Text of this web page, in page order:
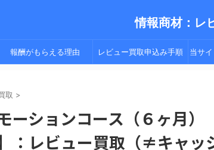
情報商材：レ
報酬がもらえる理由 レビュー買取申込み手順 当サ
取 >
ーションコース（６ヶ月
：レビュー買取（≠キャッ